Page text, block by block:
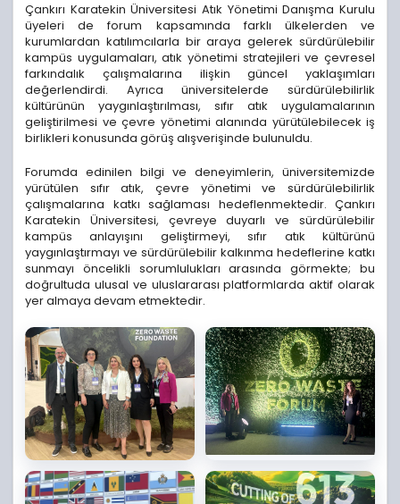
Çankırı Karatekin Üniversitesi Atık Yönetimi Danışma Kurulu
üyeleri de forum kapsamında farklı ülkelerden ve
kurumlardan katılımcılarla bir araya gelerek sürdürülebilir
kampüs uygulamaları, atık yönetimi stratejileri ve çevresel
farkındalık çalışmalarına ilişkin güncel yaklaşımları
değerlendirdi. Ayrıca üniversitelerde sürdürülebilirlik
kültürünün yaygınlaştırılması, sıfır atık uygulamalarının
geliştirilmesi ve çevre yönetimi alanında yürütülebilecek iş
birlikleri konusunda görüş alışverişinde bulunuldu.
Forumda edinilen bilgi ve deneyimlerin, üniversitemizde
yürütülen sıfır atık, çevre yönetimi ve sürdürülebilirlik
çalışmalarına katkı sağlaması hedeflenmektedir. Çankırı
Karatekin Üniversitesi, çevreye duyarlı ve sürdürülebilir
kampüs anlayışını geliştirmeyi, sıfır atık kültürünü
yaygınlaştırmayı ve sürdürülebilir kalkınma hedeflerine katkı
sunmayı öncelikli sorumlulukları arasında görmekte; bu
doğrultuda ulusal ve uluslararası platformlarda aktif olarak
yer almaya devam etmektedir.